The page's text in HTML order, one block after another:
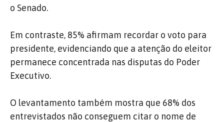
o Senado.
Em contraste, 85% afirmam recordar o voto para
presidente, evidenciando que a atenção do eleitor
permanece concentrada nas disputas do Poder
Executivo.
O levantamento também mostra que 68% dos
entrevistados não conseguem citar o nome de